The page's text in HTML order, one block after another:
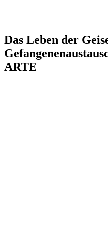
Das Leben der
ARTE